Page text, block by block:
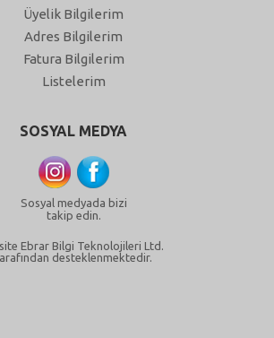
Üyelik Bilgilerim
Adres Bilgilerim
Fatura Bilgilerim
Listelerim
SOSYAL MEDYA
Sosyal medyada bizi
takip edin.
Ebrar Bilgi Teknolojileri Ltd.
desteklenmektedir.